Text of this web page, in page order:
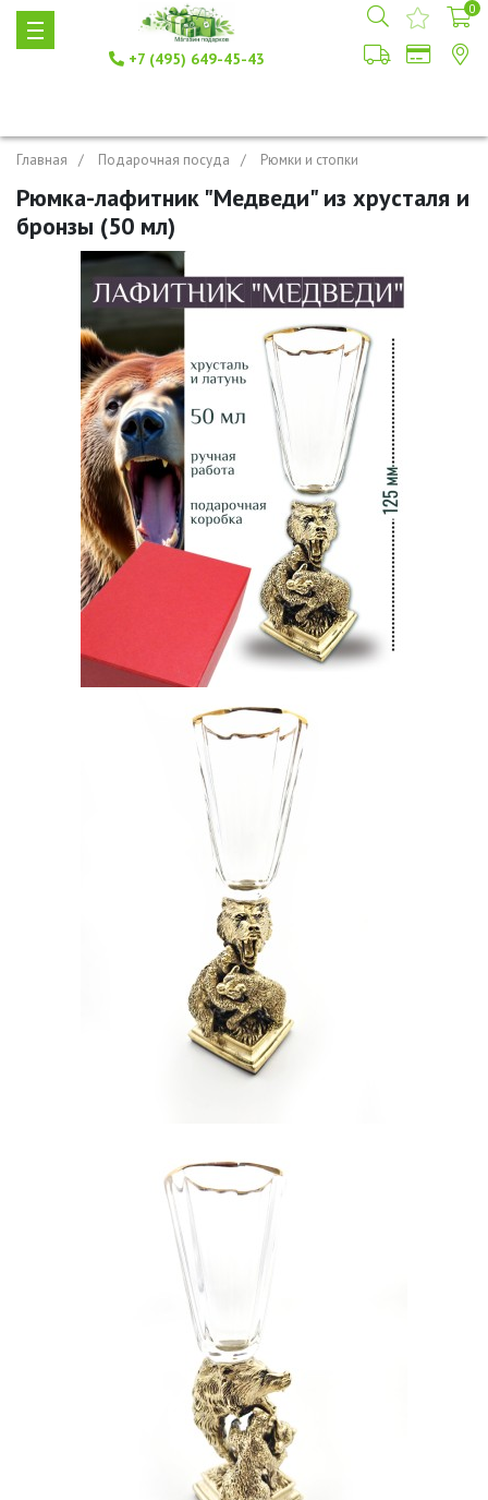
+7 (495) 649-45-43
0
Главная Подарочная посуда Рюмки и стопки
Рюмка-лафитник "Медведи" из хрусталя и
бронзы (50 мл)